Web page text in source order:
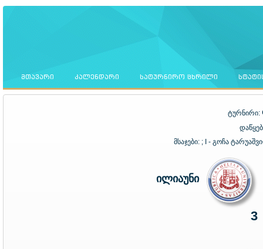
ᲛᲗᲐᲕᲐᲠᲘ ᲙᲐᲚᲔᲜᲓᲐᲠᲘ ᲡᲐᲢᲣᲠᲜᲘᲠᲝ ᲪᲮᲠᲘᲚᲘ
ტურნირი:
მსაჯები: ; I - გოჩა
ილიაუნი
3